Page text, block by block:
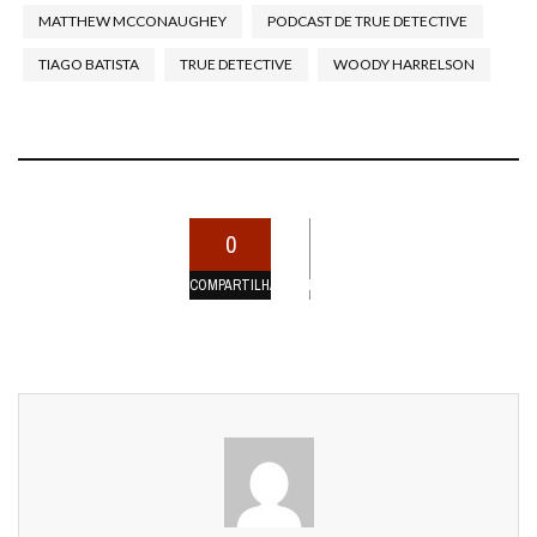
MATTHEW MCCONAUGHEY PODCAST DE TRUE DETECTIVE
TIAGO BATISTA TRUE DETECTIVE WOODY HARRELSON
0
COMPARTILHAMENTOS